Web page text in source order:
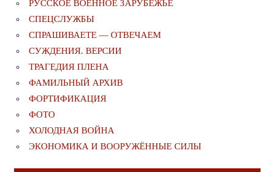
РУССКОЕ ВОЕННОЕ ЗАРУБЕЖЬЕ
СПЕЦСЛУЖБЫ
СПРАШИВАЕТЕ — ОТВЕЧАЕМ
СУЖДЕНИЯ. ВЕРСИИ
ТРАГЕДИЯ ПЛЕНА
ФАМИЛЬНЫЙ АРХИВ
ФОРТИФИКАЦИЯ
ФОТО
ХОЛОДНАЯ ВОЙНА
ЭКОНОМИКА И ВООРУЖЁННЫЕ СИЛЫ